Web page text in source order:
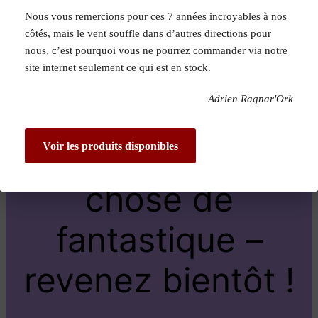
Pardon pour le
dérangement !
Nous travaillons
sur quelque
chose de
fantastique –
revenez bientôt !
Nous vous remercions pour ces 7 années incroyables à nos
côtés, mais le vent souffle dans d’autres directions pour
nous, c’est pourquoi vous ne pourrez commander via notre
site internet seulement ce qui est en stock.
Adrien Ragnar'Ork
Voir les produits disponibles